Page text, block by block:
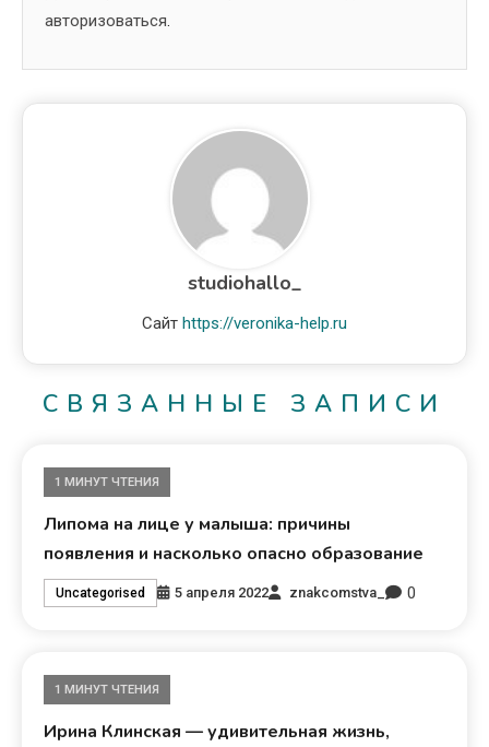
авторизоваться.
studiohallo_
Сайт https://veronika-help.ru
СВЯЗАННЫЕ ЗАПИСИ
1 МИНУТ ЧТЕНИЯ
Липома на лице у малыша: причины
появления и насколько опасно образование
Uncategorised 5 апреля 2022 znakcomstva_ 0
1 МИНУТ ЧТЕНИЯ
Ирина Клинская — удивительная жизнь,